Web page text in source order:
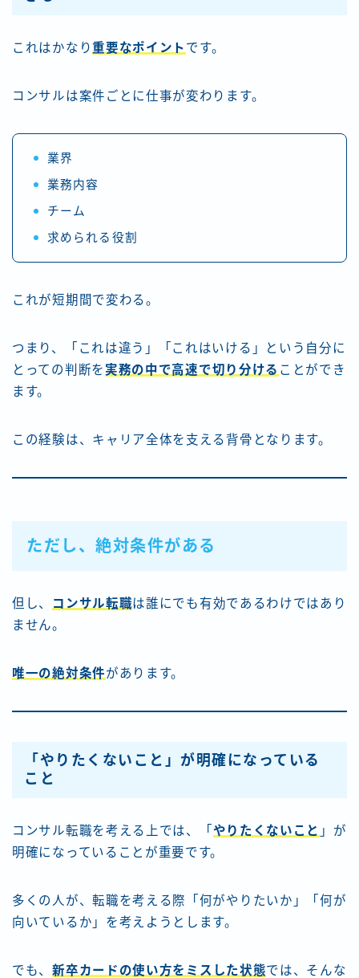
これはかなり重要なポイント です。
コンサルは案件ごとに仕事が変わります。
業界
業務内容
チーム
求められる役割
これが短期間で変わる。
つまり、「これは違う」「これはいける」という自分に
とっての判断を 実務の中で高速で切り分ける ことができ
ます。
この経験は、キャリア全体を支える背骨となります。
ただし、絶対条件がある
但し、 コンサル転職は誰にでも有効であるわけではあり
ません。
唯一の絶対条件があります。
「やりたくないこと」が明確になっている
こと
コンサル転職を考える上では、「 やりたくないこと 」が
明確になっていることが重要です。
多くの人が、転職を考える際「何がやりたいか」「何が
向いているか」を考えようとします。
でも、新卒カードの使い方をミスした状態では、そんな